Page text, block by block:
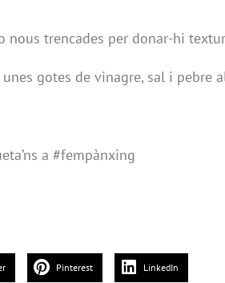
nous trencades per donar-hi
gotes de vinagre, sal i pebre
a #fempànxing
Pinterest LinkedIn